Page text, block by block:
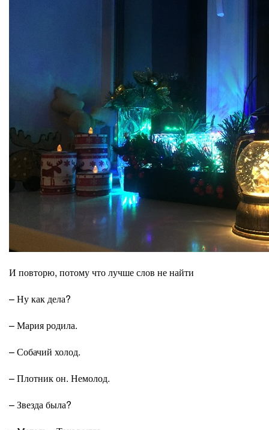
И повторю, потому что лучше слов не найти
– Ну как дела?
– Мария родила.
– Собачий холод.
– Плотник он. Немолод.
– Звезда была?